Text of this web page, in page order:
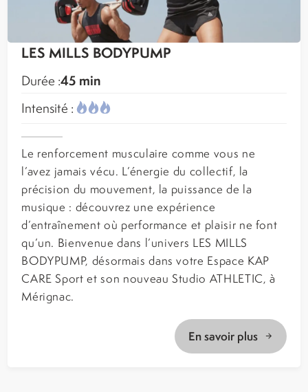
LES MILLS BODYPUMP
Durée :45 min
Intensité :
Le renforcement musculaire comme vous ne
l’avez jamais vécu. L’énergie du collectif, la
précision du mouvement, la puissance de la
musique : découvrez une expérience
d’entraînement où performance et plaisir ne font
qu’un. Bienvenue dans l’univers LES MILLS
BODYPUMP, désormais dans votre Espace KAP
CARE Sport et son nouveau Studio ATHLETIC, à
Mérignac.
En savoir plus